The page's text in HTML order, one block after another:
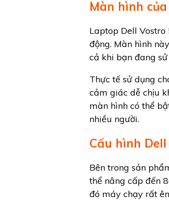
Màn hình
Laptop Dell
động. Màn hình
cả khi bạn đang
Thực tế sử dụng
cảm giác dễ chịu
màn hình có thể
nhiều người.
Cấu hình
Bên trong sản
thể nâng cấp đến
đó máy chạy rất